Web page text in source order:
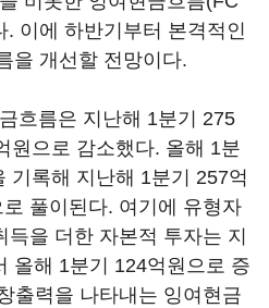
이에 하반기부터 본격적인
을 개선할 전망이다.
흐름은 지난해 1분기 275
원으로 감소했다. 올해 1분
기록해 지난해 1분기 257억
풀이된다. 여기에 유형자
을 더한 자본적 투자는 지
올해 1분기 124억원으로 증
출력을 나타내는 잉여현금